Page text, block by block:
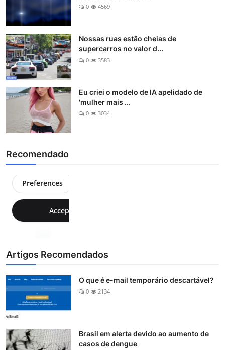
0 4569
Nossas ruas estão cheias de
supercarros no valor d...
0 3583
Eu criei o modelo de IA apelidado de
'mulher mais ...
0 3034
Recomendado
Artigos Recomendados
O que é e-mail temporário descartável?
0 2134
Brasil em alerta devido ao aumento de
casos de dengue